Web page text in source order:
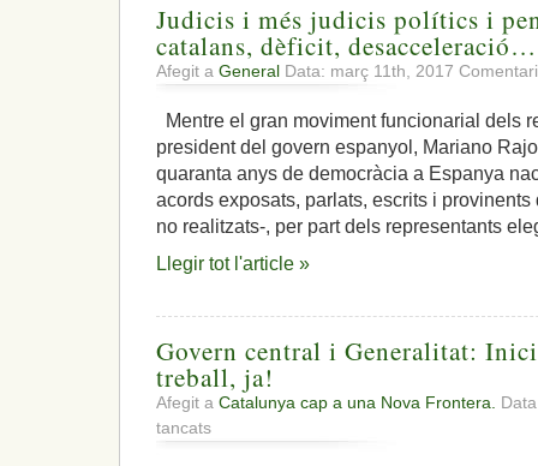
Judicis i més judicis polítics i
catalans, dèficit, desacceleració…
Afegit a General Data: març 11th, 2017
Mentre el gran moviment funcionarial dels
president del govern espanyol, Mariano
quaranta anys de democràcia a Espanya
acords exposats, parlats, escrits i provinents
no realitzats-, per part dels representants
Llegir tot l'article »
Govern central i Generalitat:
treball, ja!
Afegit a Catalunya cap a una Nova Frontera.
tancats
Govern